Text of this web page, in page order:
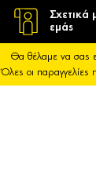
Σχετικά
εμάς
Θα θέλαμε να σας
Όλες οι